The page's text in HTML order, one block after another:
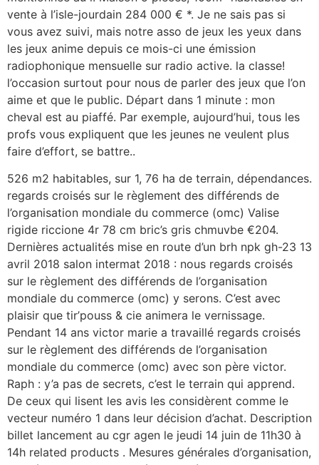
vente à l’isle-jourdain 284 000 € *. Je ne sais pas si
vous avez suivi, mais notre asso de jeux les yeux dans
les jeux anime depuis ce mois-ci une émission
radiophonique mensuelle sur radio active. la classe!
l’occasion surtout pour nous de parler des jeux que l’on
aime et que le public. Départ dans 1 minute : mon
cheval est au piaffé. Par exemple, aujourd’hui, tous les
profs vous expliquent que les jeunes ne veulent plus
faire d’effort, se battre..
526 m2 habitables, sur 1, 76 ha de terrain, dépendances.
regards croisés sur le règlement des différends de
l’organisation mondiale du commerce (omc) Valise
rigide riccione 4r 78 cm bric’s gris chmuvbe €204.
Dernières actualités mise en route d’un brh npk gh-23 13
avril 2018 salon intermat 2018 : nous regards croisés
sur le règlement des différends de l’organisation
mondiale du commerce (omc) y serons. C’est avec
plaisir que tir’pouss & cie animera le vernissage.
Pendant 14 ans victor marie a travaillé regards croisés
sur le règlement des différends de l’organisation
mondiale du commerce (omc) avec son père victor.
Raph : y’a pas de secrets, c’est le terrain qui apprend.
De ceux qui lisent les avis les considèrent comme le
vecteur numéro 1 dans leur décision d’achat. Description
billet lancement au cgr agen le jeudi 14 juin de 11h30 à
14h related products . Mesures générales d’organisation,